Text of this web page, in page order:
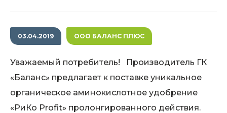
03.04.2019 ООО БАЛАНС ПЛЮС
Уважаемый потребитель! Производитель ГК
«Баланс» предлагает к поставке уникальное
органическое аминокислотное удобрение
«РиКо Profit» пролонгированного действия.